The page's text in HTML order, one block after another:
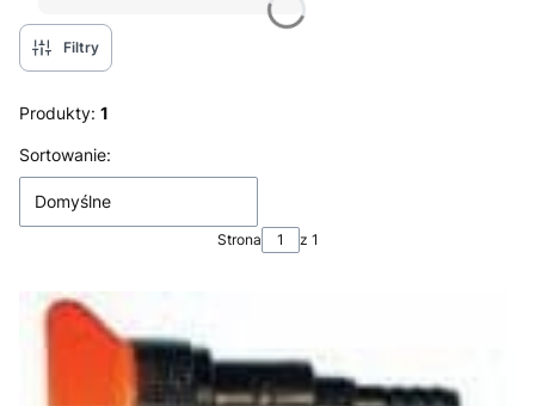
Filtry
Produkty: 1
Lista produktów
Sortowanie:
Domyślne
Strona z 1